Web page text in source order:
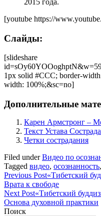
[youtube https://
Слайды:
[slideshare
1px solid #CCC; border-
width: 100%;&sc=no]
Дополнительные
Карен Армстронг –
Текст Устава
Четки сострадания
Filed underВидео по
Tagged видео, осознанность,
Previous Post«Тибетский
Врата к свободе
Next Post«Тибетский
Основа духовной практики
Поиск